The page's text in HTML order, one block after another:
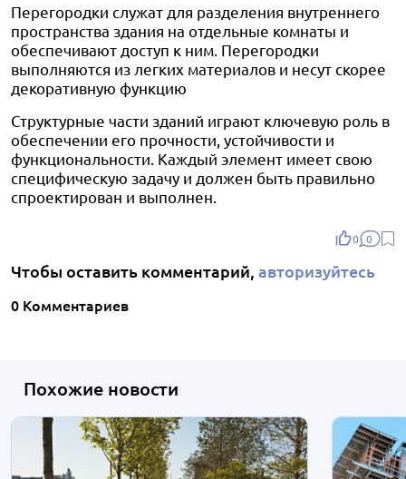
Перегородки служат для разделения внутреннего
пространства здания на отдельные комнаты и
обеспечивают доступ к ним. Перегородки
выполняются из легких материалов и несут скорее
декоративную функцию
Структурные части зданий играют ключевую роль в
обеспечении его прочности, устойчивости и
функциональности. Каждый элемент имеет свою
специфическую задачу и должен быть правильно
спроектирован и выполнен.
0 0
Чтобы оставить комментарий, авторизуйтесь
0 Комментариев
Похожие новости